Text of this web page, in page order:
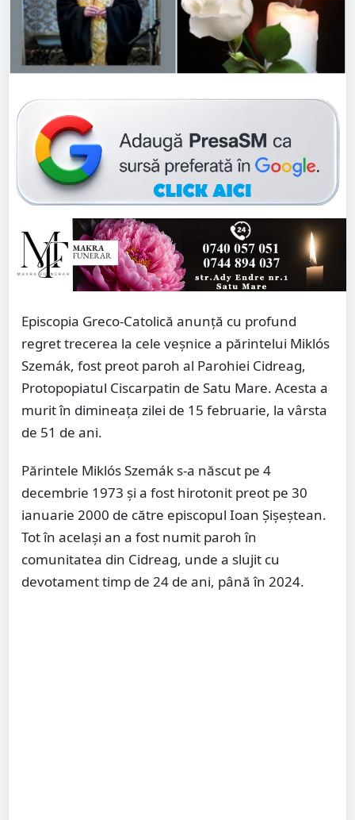
Episcopia Greco-Catolică anunță cu profund
regret trecerea la cele veșnice a părintelui Miklós
Szemák, fost preot paroh al Parohiei Cidreag,
Protopopiatul Ciscarpatin de Satu Mare. Acesta a
murit în dimineața zilei de 15 februarie, la vârsta
de 51 de ani.
Părintele Miklós Szemák s-a născut pe 4
decembrie 1973 și a fost hirotonit preot pe 30
ianuarie 2000 de către episcopul Ioan Șișeștean.
Tot în același an a fost numit paroh în
comunitatea din Cidreag, unde a slujit cu
devotament timp de 24 de ani, până în 2024.